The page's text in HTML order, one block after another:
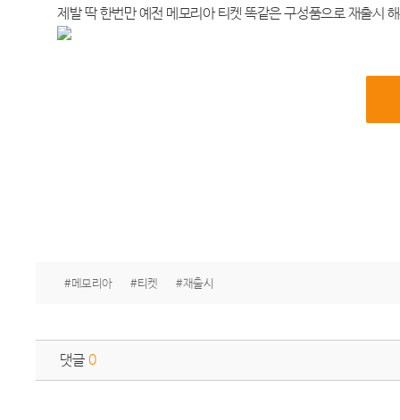
제발 딱 한번만 예전 메모리아 티켓 똑같은 구성품으로 재출시
#메모리아 #티켓 #재출시
댓글 0